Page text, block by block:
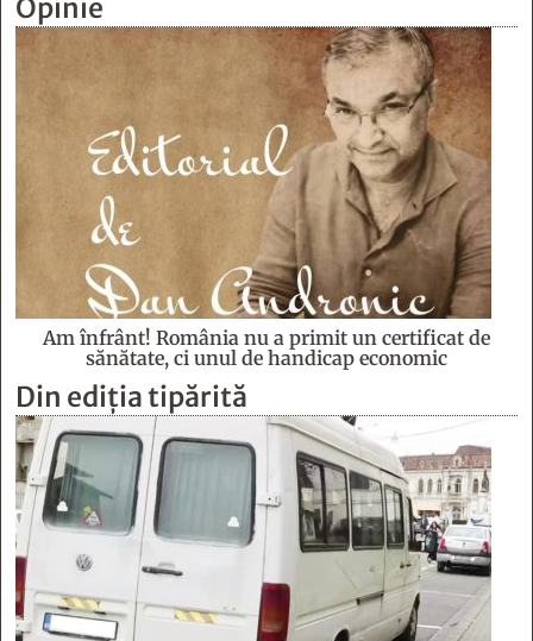
Opinie
Am înfrânt! România nu a primit un certificat de
sănătate, ci unul de handicap economic
Din ediția tipărită